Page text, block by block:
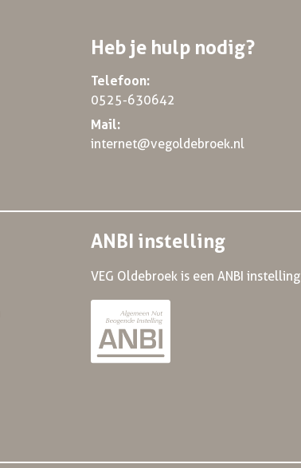
Heb je hulp nodig?
Telefoon:
0525-630642
Mail:
internet@vegoldebroek.nl
ANBI instelling
VEG Oldebroek is een ANBI instelling